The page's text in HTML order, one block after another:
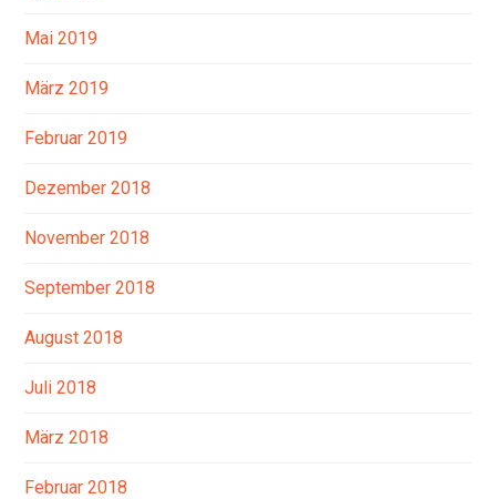
Mai 2019
März 2019
Februar 2019
Dezember 2018
November 2018
September 2018
August 2018
Juli 2018
März 2018
Februar 2018